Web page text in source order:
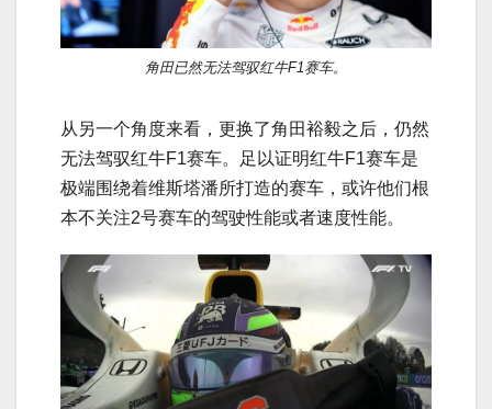
角田已然无法驾驭红牛F1赛车。
从另一个角度来看，更换了角田裕毅之后，仍然
无法驾驭红牛F1赛车。足以证明红牛F1赛车是
极端围绕着维斯塔潘所打造的赛车，或许他们根
本不关注2号赛车的驾驶性能或者速度性能。